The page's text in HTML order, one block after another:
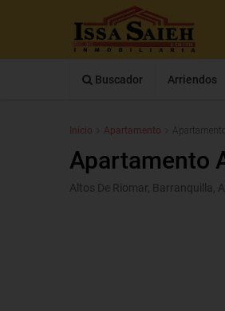
Buscador Arriendos
Inicio Apartamento
Apartamento
Altos De Riomar, Barranquilla,